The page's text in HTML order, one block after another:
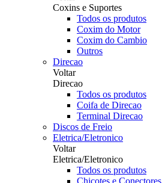
Coxins e Suportes
Todos os produtos
Coxim do Motor
Coxim do Cambio
Outros
Direcao
Voltar
Direcao
Todos os produtos
Coifa de Direcao
Terminal Direcao
Discos de Freio
Eletrica/Eletronico
Voltar
Eletrica/Eletronico
Todos os produtos
Chicotes e Conectores